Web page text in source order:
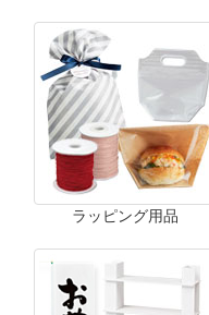
ラッピング用品